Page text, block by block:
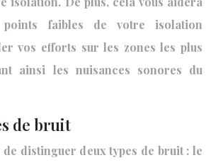
faibles de votre isolation
vos efforts sur les zones les plus
ainsi les nuisances sonores du
de bruit
distinguer deux types de bruit : le